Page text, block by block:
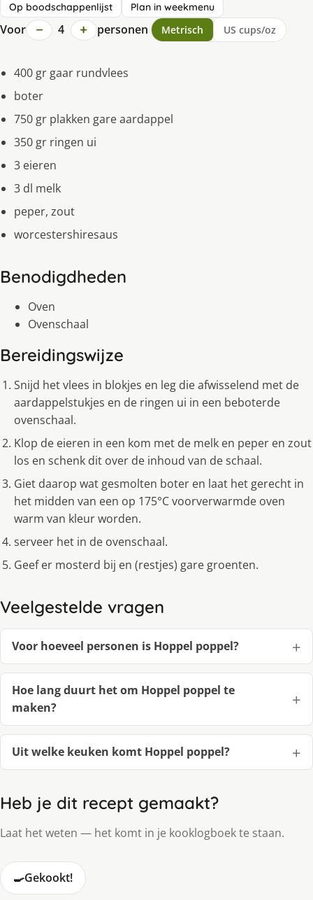
Op boodschappenlijst Plan in weekmenu
Voor − 4 + personen Metrisch US cups/oz
400 gr gaar rundvlees
boter
750 gr plakken gare aardappel
350 gr ringen ui
3 eieren
3 dl melk
peper, zout
worcestershiresaus
Benodigdheden
Oven
Ovenschaal
Bereidingswijze
Snijd het vlees in blokjes en leg die afwisselend met de
aardappelstukjes en de ringen ui in een beboterde
ovenschaal.
Klop de eieren in een kom met de melk en peper en zout
los en schenk dit over de inhoud van de schaal.
Giet daarop wat gesmolten boter en laat het gerecht in
het midden van een op 175°C voorverwarmde oven
warm van kleur worden.
serveer het in de ovenschaal.
Geef er mosterd bij en (restjes) gare groenten.
Veelgestelde vragen
Voor hoeveel personen is Hoppel poppel?
Hoe lang duurt het om Hoppel poppel te
maken?
Uit welke keuken komt Hoppel poppel?
Heb je dit recept gemaakt?
Laat het weten — het komt in je kooklogboek te staan.
🍳Gekookt!